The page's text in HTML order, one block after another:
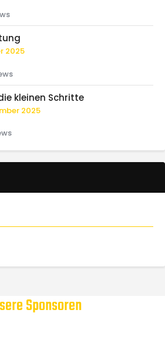
2025
kleinen Schritte
2025
Sponsoren